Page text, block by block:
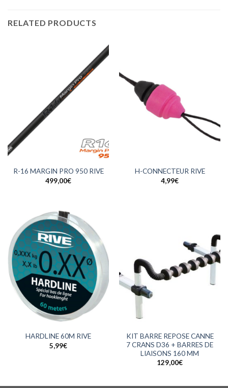
RELATED PRODUCTS
R-16 MARGIN PRO 950 RIVE
499,00€
H-CONNECTEUR RIVE
4,99€
HARDLINE 60M RIVE
5,99€
KIT BARRE REPOSE CANNE
7 CRANS D36 + BARRES DE
LIAISONS 160 MM
129,00€